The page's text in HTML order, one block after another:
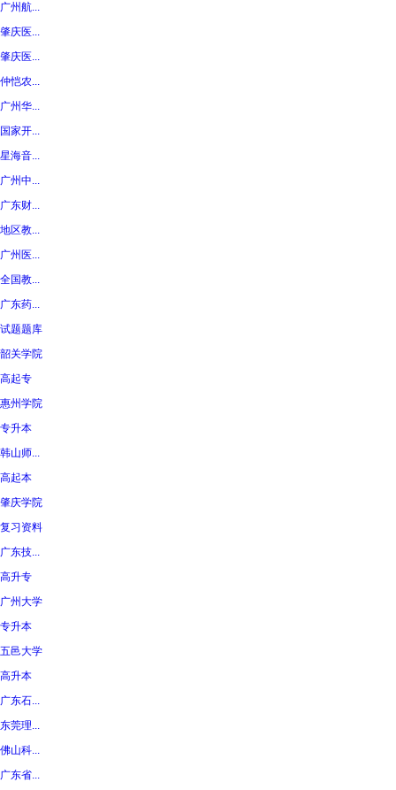
广州航...
肇庆医...
肇庆医...
仲恺农...
广州华...
国家开...
星海音...
广州中...
广东财...
地区教...
广州医...
全国教...
广东药...
试题题库
韶关学院
高起专
惠州学院
专升本
韩山师...
高起本
肇庆学院
复习资料
广东技...
高升专
广州大学
专升本
五邑大学
高升本
广东石...
东莞理...
佛山科...
广东省...